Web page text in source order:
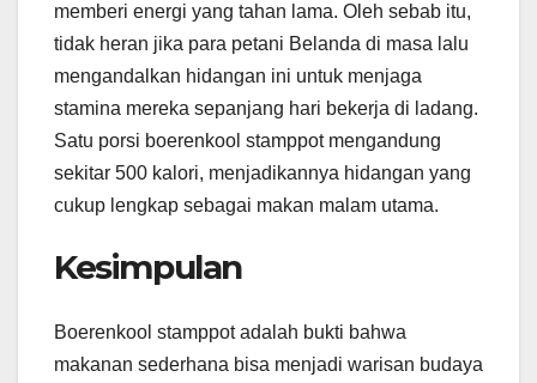
memberi energi yang tahan lama. Oleh sebab itu,
tidak heran jika para petani Belanda di masa lalu
mengandalkan hidangan ini untuk menjaga
stamina mereka sepanjang hari bekerja di ladang.
Satu porsi boerenkool stamppot mengandung
sekitar 500 kalori, menjadikannya hidangan yang
cukup lengkap sebagai makan malam utama.
Kesimpulan
Boerenkool stamppot adalah bukti bahwa
makanan sederhana bisa menjadi warisan budaya